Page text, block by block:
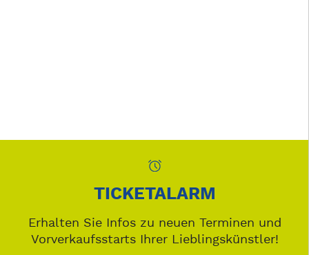
TICKETALARM
Erhalten Sie Infos zu neuen Terminen und
Vorverkaufsstarts Ihrer Lieblingskünstler!